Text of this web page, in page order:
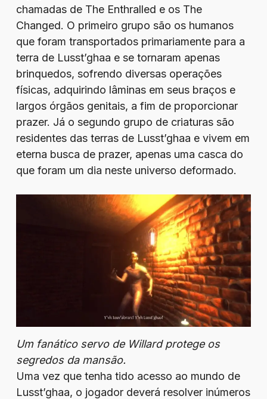
chamadas de The Enthralled e os The
Changed. O primeiro grupo são os humanos
que foram transportados primariamente para a
terra de Lusst’ghaa e se tornaram apenas
brinquedos, sofrendo diversas operações
físicas, adquirindo lâminas em seus braços e
largos órgãos genitais, a fim de proporcionar
prazer. Já o segundo grupo de criaturas são
residentes das terras de Lusst’ghaa e vivem em
eterna busca de prazer, apenas uma casca do
que foram um dia neste universo deformado.
Um fanático servo de Willard protege os
segredos da mansão.
Uma vez que tenha tido acesso ao mundo de
Lusst’ghaa, o jogador deverá resolver inúmeros